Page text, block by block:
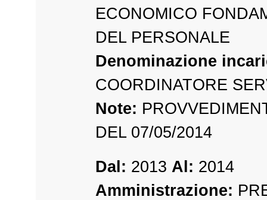
ECONOMICO
DEL PERSONALE
Denominazione
COORDINATORE
Note:
DEL 07/05/2014
Dal: 2013 Al: 2014
Amministrazione: